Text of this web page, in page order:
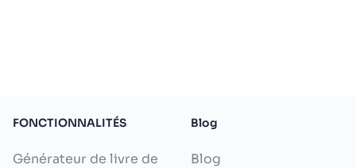
FONCTIONNALITÉS
Générateur de livre de
Blog
Blog